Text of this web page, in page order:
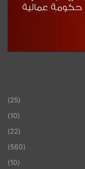
(25)
(10)
(22)
(560)
(10)